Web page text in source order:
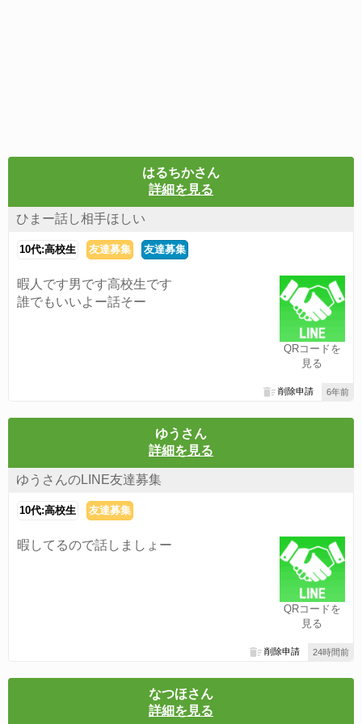
はるちかさん
詳細を見る
ひまー話し相手ほしい
10代:高校生 友達募集 友達募集
QRコードを
見る
暇人です男です高校生です
誰でもいいよー話そー
6年前
削除申請
ゆうさん
詳細を見る
ゆうさんのLINE友達募集
10代:高校生 友達募集
QRコードを
見る
暇してるので話しましょー
24時間前
削除申請
なつほさん
詳細を見る